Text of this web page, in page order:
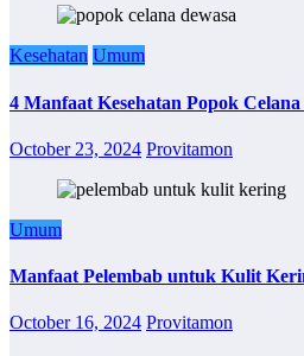
Kesehatan Umum
4 Manfaat Kesehatan Popok Celana
October 23, 2024 Provitamon
Umum
Manfaat Pelembab untuk Kulit
October 16, 2024 Provitamon